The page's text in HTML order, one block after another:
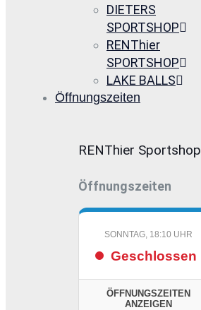
DIETERS
SPORTSHOP
RENThier
SPORTSHOP
LAKE BALLS
Öffnungszeiten
RENThier Sportshop
Öffnungszeiten
SONNTAG, 18:10 UHR
Geschlossen
ÖFFNUNGSZEITEN
ANZEIGEN